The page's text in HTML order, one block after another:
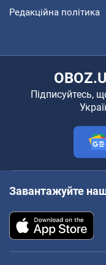
Редакційна політика
Підписуйтесь,
Завантажуйте